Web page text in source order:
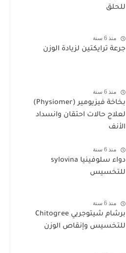
للحلق
منذ 6 سنة
جرعة ترايكتين لزيادة الوزن
منذ 6 سنة
بخاخة فيزيومير (Physiomer)
لعلاج حالات احتقان وانسداد
الأنف
منذ 6 سنة
دواء سلوفينيا sylovina
للتخسيس
منذ 6 سنة
برشام شيتوجريي Chitogree
للتخسيس وإنقاص الوزن